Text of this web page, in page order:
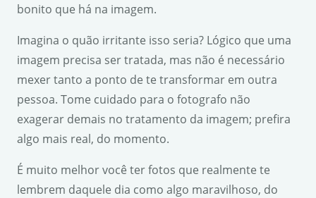
bonito que há na imagem.
Imagina o quão irritante isso seria? Lógico que uma
imagem precisa ser tratada, mas não é necessário
mexer tanto a ponto de te transformar em outra
pessoa. Tome cuidado para o fotografo não
exagerar demais no tratamento da imagem; prefira
algo mais real, do momento.
É muito melhor você ter fotos que realmente te
lembrem daquele dia como algo maravilhoso, do